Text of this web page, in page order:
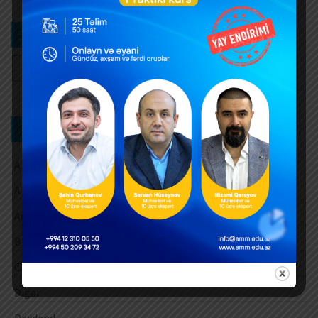
Bizi izləyin
Kateqoriya üzrə axtarış
Aksiz vergisi
Amortizasiya ayırmaları
Barter əməliyyatları
Cari vergi ödəmələri
Digər